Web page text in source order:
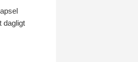
dagligt